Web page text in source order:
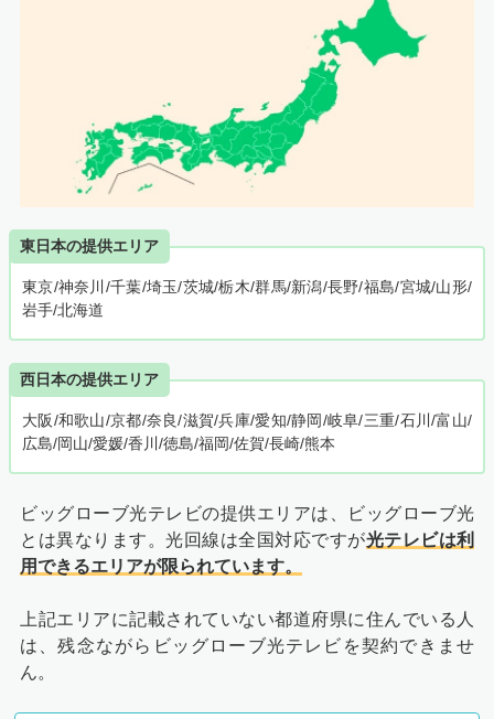
東日本の提供エリア
東京/神奈川/千葉/埼玉/茨城/栃木/群馬/新潟/長野/福島/宮城/山形/
岩手/北海道
西日本の提供エリア
大阪/和歌山/京都/奈良/滋賀/兵庫/愛知/静岡/岐阜/三重/石川/富山/
広島/岡山/愛媛/香川/徳島/福岡/佐賀/長崎/熊本
ビッグローブ光テレビの提供エリアは、ビッグローブ光
とは異なります。光回線は全国対応ですが光テレビは利
用できるエリアが限られています。
上記エリアに記載されていない都道府県に住んでいる人
は、残念ながらビッグローブ光テレビを契約できませ
ん。